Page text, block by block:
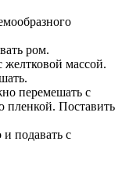
ром.
желтковой массой.
перемешать с
пленкой. Поставить
подавать с